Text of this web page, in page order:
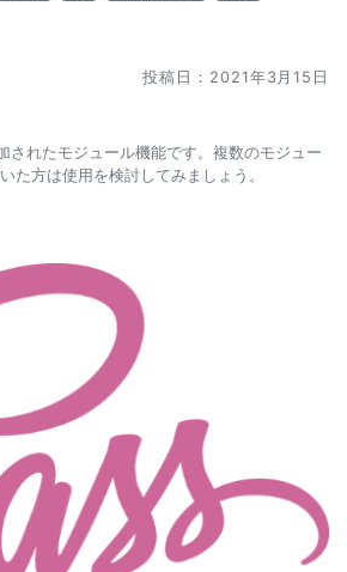
投稿日：2021年3月15日
されたモジュール機能です。複数のモジュー
た方は使用を検討してみましょう。